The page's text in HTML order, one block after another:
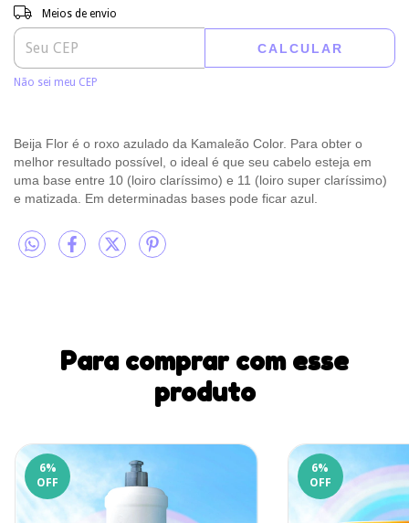
Entregas para o CEP:
Meios de envio
CALCULAR
Não sei meu CEP
Beija Flor é o roxo azulado da Kamaleão Color. Para obter o
melhor resultado possível, o ideal é que seu cabelo esteja em
uma base entre 10 (loiro claríssimo) e 11 (loiro super claríssimo)
e matizada. Em determinadas bases pode ficar azul.
Para comprar com esse
produto
6%
OFF
6%
OFF